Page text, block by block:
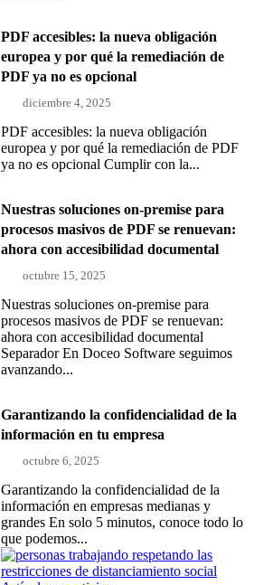
PDF accesibles: la nueva obligación
europea y por qué la remediación de
PDF ya no es opcional
diciembre 4, 2025
PDF accesibles: la nueva obligación
europea y por qué la remediación de PDF
ya no es opcional Cumplir con la...
Nuestras soluciones on-premise para
procesos masivos de PDF se renuevan:
ahora con accesibilidad documental
octubre 15, 2025
Nuestras soluciones on-premise para
procesos masivos de PDF se renuevan:
ahora con accesibilidad documental
Separador En Doceo Software seguimos
avanzando...
Garantizando la confidencialidad de la
información en tu empresa
octubre 6, 2025
Garantizando la confidencialidad de la
información en empresas medianas y
grandes En solo 5 minutos, conoce todo lo
que podemos...